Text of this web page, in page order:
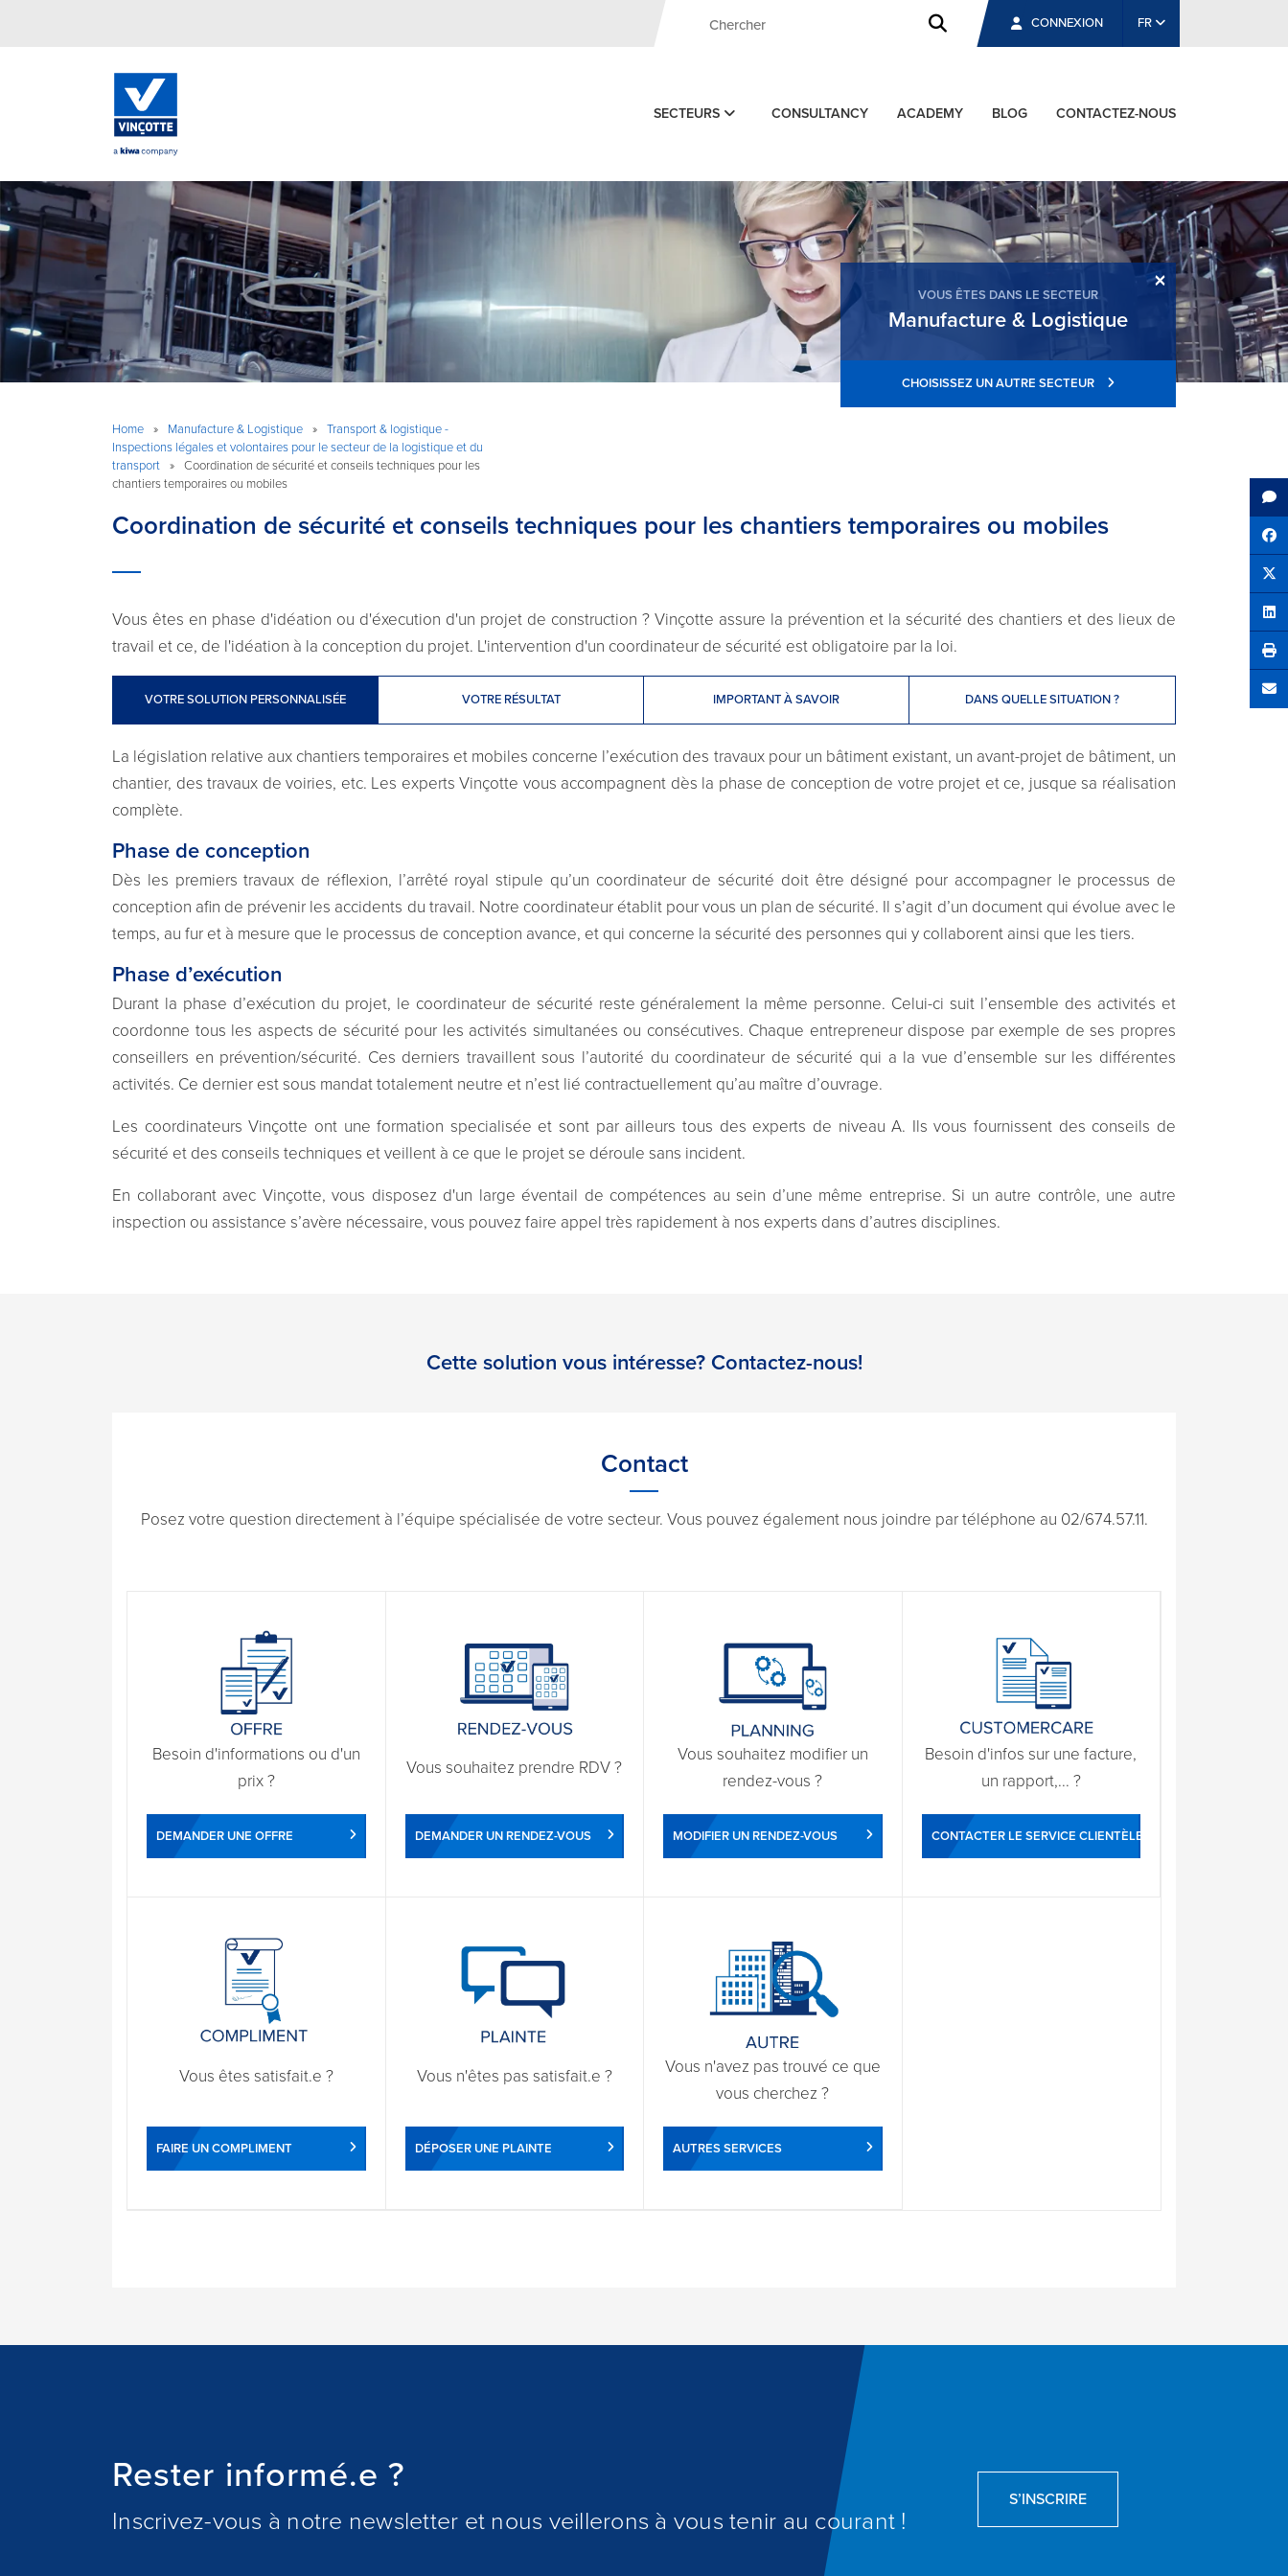
CONNEXION FR
SECTEURS CONSULTANCY ACADEMY BLOG CONTACTEZ-NOUS
×
VOUS ÊTES DANS LE SECTEUR
Manufacture & Logistique
CHOISISSEZ UN AUTRE SECTEUR
Home » Manufacture & Logistique »
Transport & logistique -
Inspections légales et volontaires pour le secteur de la logistique et du
transport
»
Coordination de sécurité et conseils techniques pour les
chantiers temporaires ou mobiles
Coordination de sécurité et conseils techniques pour les chantiers temporaires ou mobiles
Vous êtes en phase d'idéation ou d'éxecution d'un projet de construction ? Vinçotte assure la prévention et la sécurité des chantiers et des lieux de
travail et ce, de l'idéation à la conception du projet. L'intervention d'un coordinateur de sécurité est obligatoire par la loi.
VOTRE SOLUTION PERSONNALISÉE VOTRE RÉSULTAT IMPORTANT À SAVOIR DANS QUELLE SITUATION ?
La législation relative aux chantiers temporaires et mobiles concerne l’exécution des travaux pour un bâtiment existant, un avant-projet de bâtiment, un
chantier, des travaux de voiries, etc. Les experts Vinçotte vous accompagnent dès la phase de conception de votre projet et ce, jusque sa réalisation
complète.
Phase de conception
Dès les premiers travaux de réflexion, l’arrêté royal stipule qu’un coordinateur de sécurité doit être désigné pour accompagner le processus de
conception afin de prévenir les accidents du travail. Notre coordinateur établit pour vous un plan de sécurité. Il s’agit d’un document qui évolue avec le
temps, au fur et à mesure que le processus de conception avance, et qui concerne la sécurité des personnes qui y collaborent ainsi que les tiers.
Phase d’exécution
Durant la phase d’exécution du projet, le coordinateur de sécurité reste généralement la même personne. Celui-ci suit l’ensemble des activités et
coordonne tous les aspects de sécurité pour les activités simultanées ou consécutives. Chaque entrepreneur dispose par exemple de ses propres
conseillers en prévention/sécurité. Ces derniers travaillent sous l’autorité du coordinateur de sécurité qui a la vue d’ensemble sur les différentes
activités. Ce dernier est sous mandat totalement neutre et n’est lié contractuellement qu’au maître d’ouvrage.
Les coordinateurs Vinçotte ont une formation specialisée et sont par ailleurs tous des experts de niveau A. Ils vous fournissent des conseils de
sécurité et des conseils techniques et veillent à ce que le projet se déroule sans incident.
En collaborant avec Vinçotte, vous disposez d'un large éventail de compétences au sein d’une même entreprise. Si un autre contrôle, une autre
inspection ou assistance s’avère nécessaire, vous pouvez faire appel très rapidement à nos experts dans d’autres disciplines.
Cette solution vous intéresse? Contactez-nous!
Contact
Posez votre question directement à l’équipe spécialisée de votre secteur. Vous pouvez également nous joindre par téléphone au 02/674.57.11.
Besoin d'informations ou d'un
prix ?
DEMANDER UNE OFFRE
Vous souhaitez prendre RDV ?
DEMANDER UN RENDEZ-VOUS
Vous souhaitez modifier un
rendez-vous ?
MODIFIER UN RENDEZ-VOUS
Besoin d'infos sur une facture,
un rapport,... ?
CONTACTER LE SERVICE CLIENTÈLE
Vous êtes satisfait.e ?
FAIRE UN COMPLIMENT
Vous n'êtes pas satisfait.e ?
DÉPOSER UNE PLAINTE
Vous n'avez pas trouvé ce que
vous cherchez ?
AUTRES SERVICES
Rester informé.e ?
Inscrivez-vous à notre newsletter et nous veillerons à vous tenir au courant !
S’INSCRIRE